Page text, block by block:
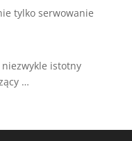
tylko serwowanie
niezwykle istotny
…